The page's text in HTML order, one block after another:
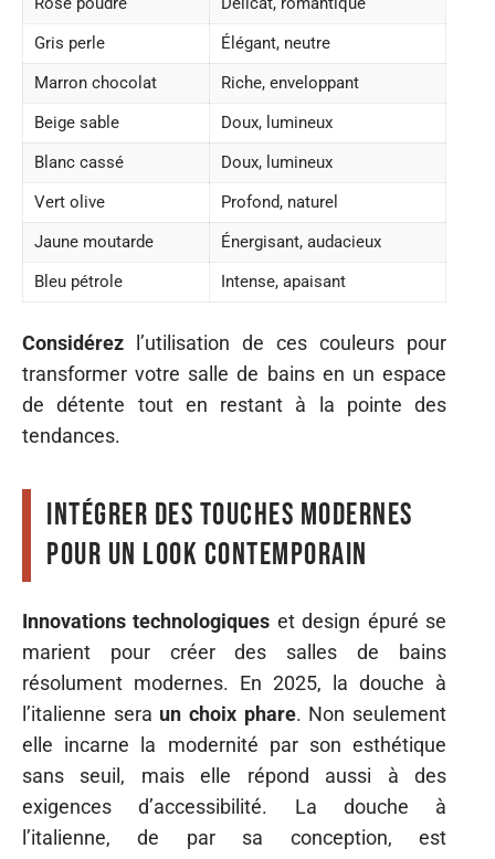
Gris perle
Élégant, neutre
Marron chocolat
Riche, enveloppant
Beige sable
Doux, lumineux
Blanc cassé
Doux, lumineux
Vert olive
Profond, naturel
Jaune moutarde
Énergisant, audacieux
Bleu pétrole
Intense, apaisant
Considérez l’utilisation de ces couleurs pour
transformer votre salle de bains en un espace
de détente tout en restant à la pointe des
tendances.
Intégrer des touches modernes
pour un look contemporain
Innovations technologiques et design épuré se
marient pour créer des salles de bains
résolument modernes. En 2025, la douche à
l’italienne sera un choix phare. Non seulement
elle incarne la modernité par son esthétique
sans seuil, mais elle répond aussi à des
exigences d’accessibilité. La douche à
l’italienne, de par sa conception, est